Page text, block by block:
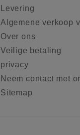
Levering
Algemene verkoop
Over ons
Veilige betaling
privacy
Neem contact met
Sitemap